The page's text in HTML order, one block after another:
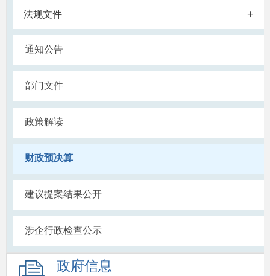
法规文件 +
通知公告
部门文件
政策解读
财政预决算
建议提案结果公开
涉企行政检查公示
政府信息